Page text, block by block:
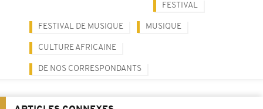
FESTIVAL
FESTIVAL DE MUSIQUE MUSIQUE
CULTURE AFRICAINE
DE NOS CORRESPONDANTS